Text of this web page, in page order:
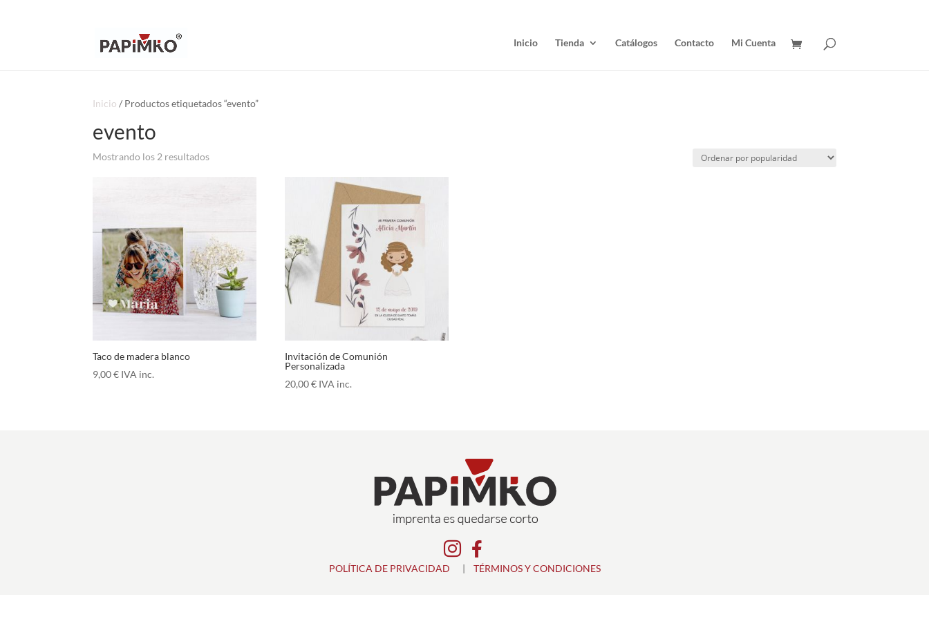
Inicio Tienda Catálogos Contacto Mi Cuenta
Inicio / Productos etiquetados “evento”
evento
Mostrando los 2 resultadosOrdenado
Taco de madera blanco
9,00€ IVA inc.
Invitación de Comunión
Personalizada
20,00€ IVA inc.
 
POLÍTICA DE PRIVACIDAD | TÉRMINOS Y CONDICIONES